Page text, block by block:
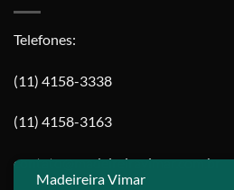
Telefones:
(11) 4158-3338
(11) 4158-3163
contato@madeireiravimar.com.br
Madeireira Vimar